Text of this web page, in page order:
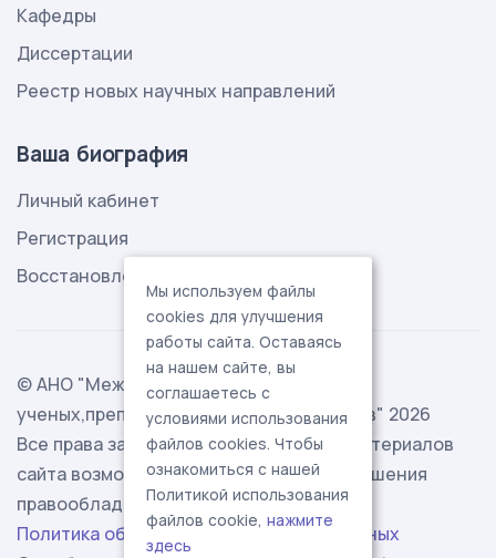
Кафедры
Диссертации
Реестр новых научных направлений
Ваша биография
Личный кабинет
Регистрация
Восстановление пароля
© АНО "Международная ассоциация
ученых,преподавателей и специалистов" 2026
Все права защищены. Использование материалов
сайта возможно исключительно с разрешения
правообладателя.
Политика обработки персональных данных
Мы используем файлы
cookies для улучшения
работы сайта. Оставаясь
на нашем сайте, вы
соглашаетесь с
условиями использования
файлов cookies. Чтобы
ознакомиться с нашей
Политикой использования
файлов cookie, нажмите
здесь